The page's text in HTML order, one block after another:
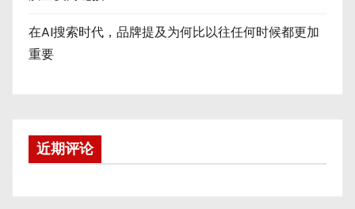
在AI搜索时代，品牌提及为何比以往任何时候都更加
重要
近期评论